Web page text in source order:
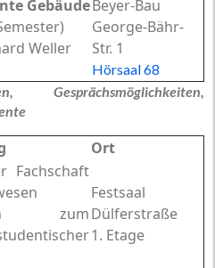
Gebäude
Weller
Beyer-Bau
George-Bähr-
Str. 1
Hörsaal 68
Gesprächsmöglichkeiten,
Ort
Fachschaft
zum
Festsaal
Dülferstraße
1. Etage